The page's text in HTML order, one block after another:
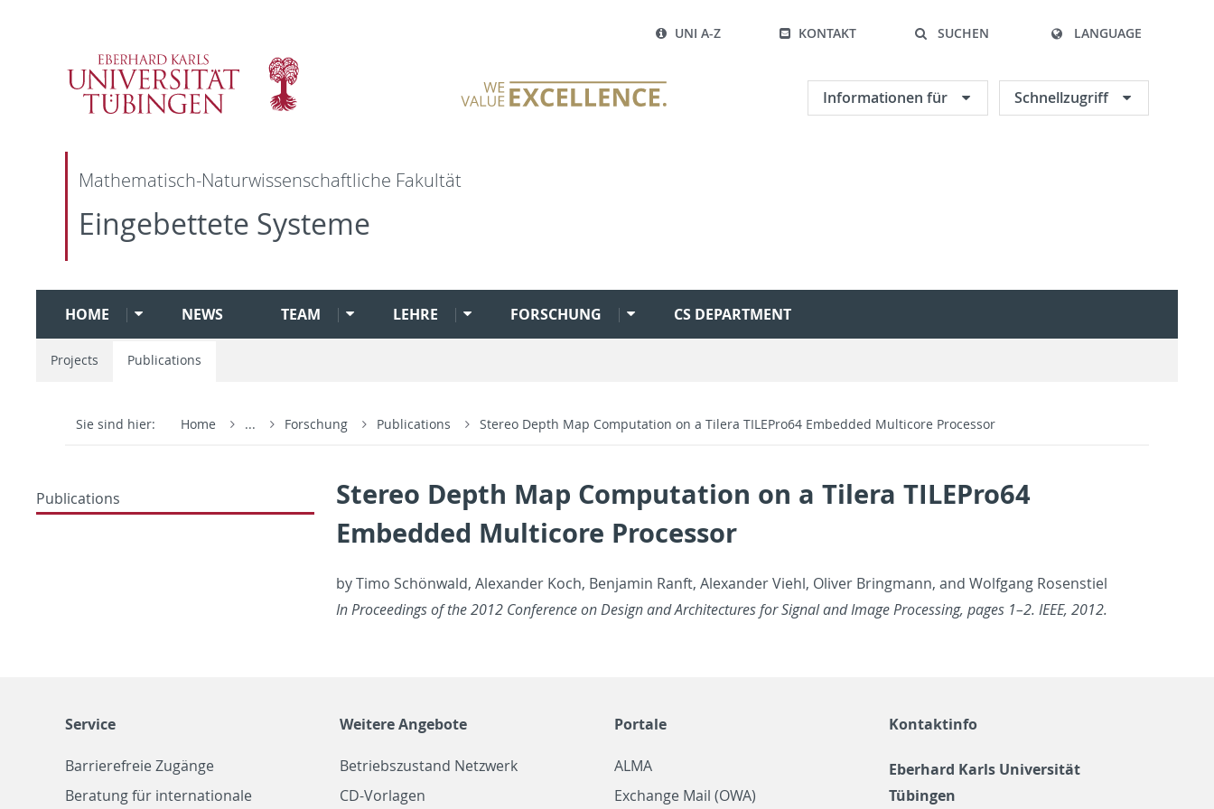
UNI A-Z KONTAKT SUCHEN LANGUAGE
Informationen für Schnellzugriff
Mathematisch-Naturwissenschaftliche Fakultät
Eingebettete Systeme
HOME NEWS TEAM LEHRE FORSCHUNG CS DEPARTMENT
Projects Publications
Sie sind hier: Home ... Forschung Publications Stereo Depth Map Computation on a Tilera TILEPro64 Embedded Multicore Processor
Publications
Stereo Depth Map Computation on a Tilera TILEPro64
Embedded Multicore Processor
by Timo Schönwald, Alexan­der Koch, Ben­jamin Ranft, Alexan­der Viehl, Oliver Bring­mann, and Wolf­gang Rosen­stiel
In Pro­ceed­ings of the 2012 Con­fer­ence on De­sign and Ar­chi­tec­tures for Sig­nal and Image Pro­cess­ing, pages 1–2. IEEE, 2012.
Service
Barrierefreie Zugänge
Beratung für internationale
Weitere Angebote
Betriebszustand Netzwerk
CD-Vorlagen
Portale
ALMA
Exchange Mail (OWA)
Kontaktinfo
Eberhard Karls Universität
Tübingen